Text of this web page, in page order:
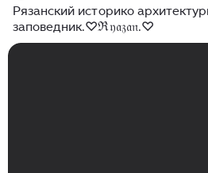
Рязанский историко
заповедник.♡ℜ𝔶𝔞𝔷𝔞𝔫.♡